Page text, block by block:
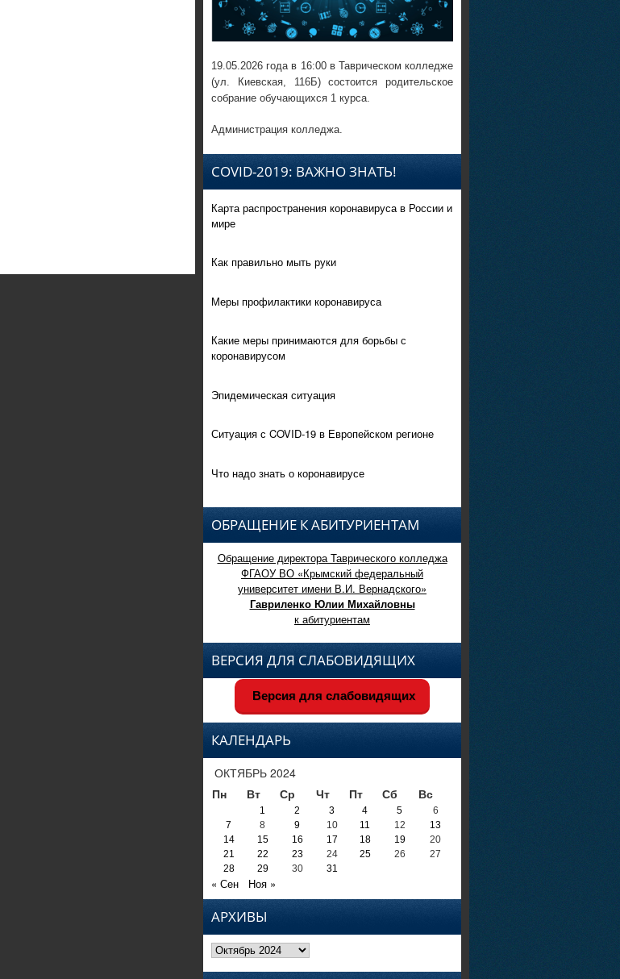
19.05.2026 года в 16:00 в Таврическом колледже
(ул. Киевская, 116Б) состоится родительское
собрание обучающихся 1 курса.
Администрация колледжа.
COVID-2019: ВАЖНО ЗНАТЬ!
Карта распространения коронавируса в России и
мире
Как правильно мыть руки
Меры профилактики коронавируса
Какие меры принимаются для борьбы с
коронавирусом
Эпидемическая ситуация
Ситуация с COVID-19 в Европейском регионе
Что надо знать о коронавирусе
ОБРАЩЕНИЕ К АБИТУРИЕНТАМ
Обращение директора Таврического колледжа
ФГАОУ ВО «Крымский федеральный
университет имени В.И. Вернадского»
Гавриленко Юлии Михайловны
к абитуриентам
ВЕРСИЯ ДЛЯ СЛАБОВИДЯЩИХ
Версия для слабовидящих
КАЛЕНДАРЬ
ОКТЯБРЬ 2024
Пн
Вт Ср Чт Пт Сб Вс
1 2 3 4 5
6
7
8 9 10 11 12
13
14
15 16 17 18 19
20
21
22 23 24 25 26
27
28
29 30 31
« Сен Ноя »
АРХИВЫ
Архивы